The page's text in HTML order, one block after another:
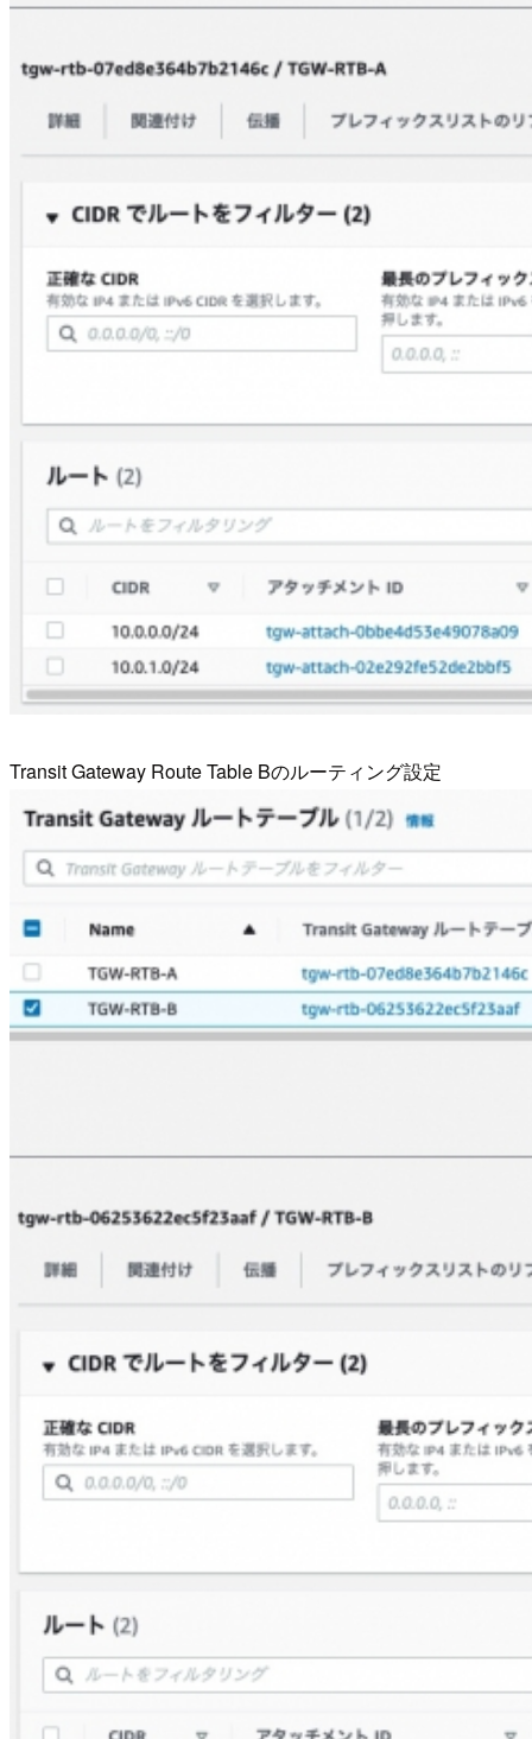
Transit Gateway Route Table Bのルーティング設定